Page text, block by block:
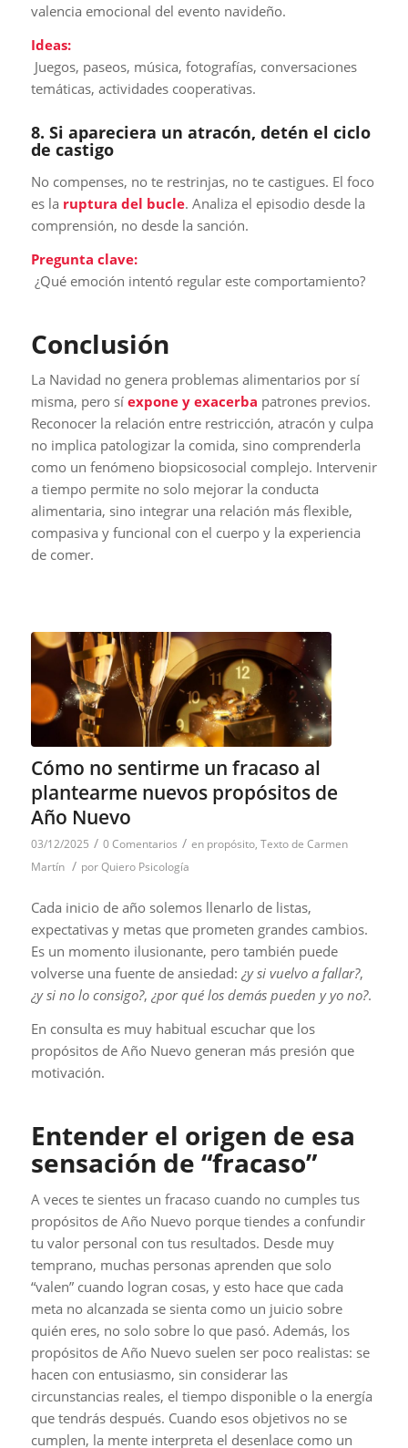
valencia emocional del evento navideño.
Ideas:
Juegos, paseos, música, fotografías, conversaciones
temáticas, actividades cooperativas.
8. Si apareciera un atracón, detén el ciclo
de castigo
No compenses, no te restrinjas, no te castigues. El foco
es la ruptura del bucle. Analiza el episodio desde la
comprensión, no desde la sanción.
Pregunta clave:
¿Qué emoción intentó regular este comportamiento?
Conclusión
La Navidad no genera problemas alimentarios por sí
misma, pero sí expone y exacerba patrones previos.
Reconocer la relación entre restricción, atracón y culpa
no implica patologizar la comida, sino comprenderla
como un fenómeno biopsicosocial complejo. Intervenir
a tiempo permite no solo mejorar la conducta
alimentaria, sino integrar una relación más flexible,
compasiva y funcional con el cuerpo y la experiencia
de comer.
Cómo no sentirme un fracaso al
plantearme nuevos propósitos de
Año Nuevo
03/12/2025 / 0 Comentarios / en propósito, Texto de Carmen
Martín / porQuiero Psicología
Cada inicio de año solemos llenarlo de listas,
expectativas y metas que prometen grandes cambios.
Es un momento ilusionante, pero también puede
volverse una fuente de ansiedad: ¿y si vuelvo a fallar?,
¿y si no lo consigo?, ¿por qué los demás pueden y yo no?.
En consulta es muy habitual escuchar que los
propósitos de Año Nuevo generan más presión que
motivación.
Entender el origen de esa
sensación de “fracaso”
A veces te sientes un fracaso cuando no cumples tus
propósitos de Año Nuevo porque tiendes a confundir
tu valor personal con tus resultados. Desde muy
temprano, muchas personas aprenden que solo
“valen” cuando logran cosas, y esto hace que cada
meta no alcanzada se sienta como un juicio sobre
quién eres, no solo sobre lo que pasó. Además, los
propósitos de Año Nuevo suelen ser poco realistas: se
hacen con entusiasmo, sin considerar las
circunstancias reales, el tiempo disponible o la energía
que tendrás después. Cuando esos objetivos no se
cumplen, la mente interpreta el desenlace como un